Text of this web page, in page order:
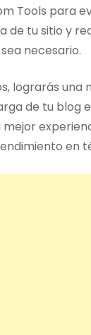
Tools para
de tu sitio y
necesario.
lograrás una
de tu blog
en